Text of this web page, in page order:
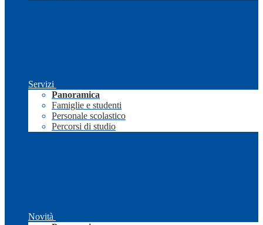
Servizi
Panoramica
Famiglie e studenti
Personale scolastico
Percorsi di studio
Novità